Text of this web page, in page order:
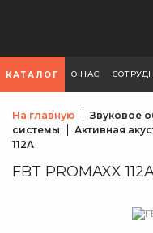
КАТАЛОГ О НАС
На главную Звуковое
системы
Активная
112A
FBT PROMAXX